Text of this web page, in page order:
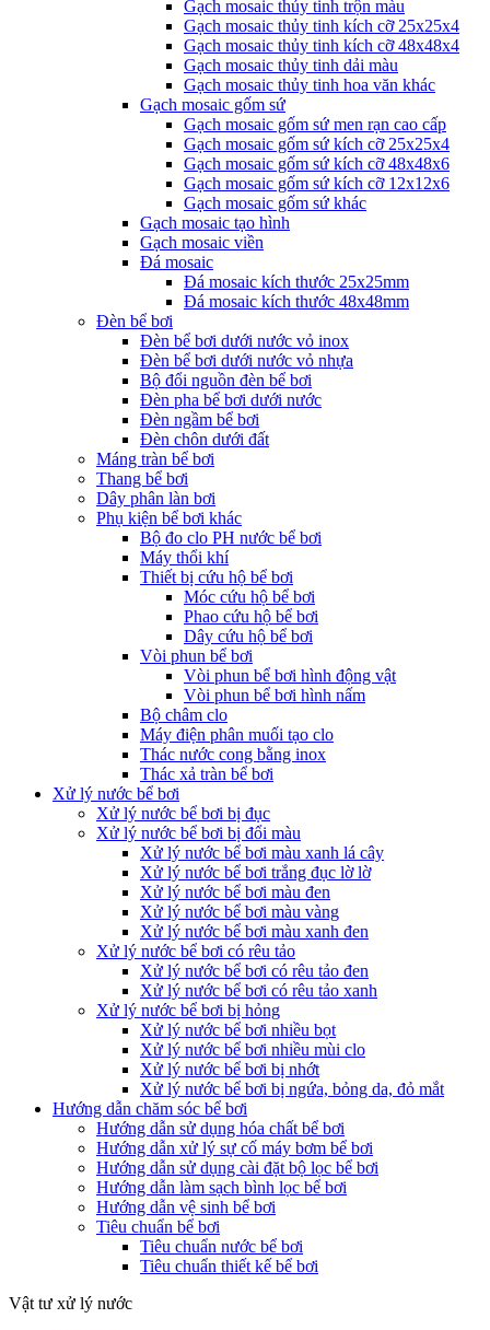
Gạch mosaic thủy tinh trộn màu
Gạch mosaic thủy tinh kích cỡ 25x25x4
Gạch mosaic thủy tinh kích cỡ 48x48x4
Gạch mosaic thủy tinh dải màu
Gạch mosaic thủy tinh hoa văn khác
Gạch mosaic gốm sứ
Gạch mosaic gốm sứ men rạn cao cấp
Gạch mosaic gốm sứ kích cỡ 25x25x4
Gạch mosaic gốm sứ kích cỡ 48x48x6
Gạch mosaic gốm sứ kích cỡ 12x12x6
Gạch mosaic gốm sứ khác
Gạch mosaic tạo hình
Gạch mosaic viền
Đá mosaic
Đá mosaic kích thước 25x25mm
Đá mosaic kích thước 48x48mm
Đèn bể bơi
Đèn bể bơi dưới nước vỏ inox
Đèn bể bơi dưới nước vỏ nhựa
Bộ đổi nguồn đèn bể bơi
Đèn pha bể bơi dưới nước
Đèn ngầm bể bơi
Đèn chôn dưới đất
Máng tràn bể bơi
Thang bể bơi
Dây phân làn bơi
Phụ kiện bể bơi khác
Bộ đo clo PH nước bể bơi
Máy thổi khí
Thiết bị cứu hộ bể bơi
Móc cứu hộ bể bơi
Phao cứu hộ bể bơi
Dây cứu hộ bể bơi
Vòi phun bể bơi
Vòi phun bể bơi hình động vật
Vòi phun bể bơi hình nấm
Bộ châm clo
Máy điện phân muối tạo clo
Thác nước cong bằng inox
Thác xả tràn bể bơi
Xử lý nước bể bơi
Xử lý nước bể bơi bị đục
Xử lý nước bể bơi bị đổi màu
Xử lý nước bể bơi màu xanh lá cây
Xử lý nước bể bơi trắng đục lờ lờ
Xử lý nước bể bơi màu đen
Xử lý nước bể bơi màu vàng
Xử lý nước bể bơi màu xanh đen
Xử lý nước bể bơi có rêu tảo
Xử lý nước bể bơi có rêu tảo đen
Xử lý nước bể bơi có rêu tảo xanh
Xử lý nước bể bơi bị hỏng
Xử lý nước bể bơi nhiều bọt
Xử lý nước bể bơi nhiều mùi clo
Xử lý nước bể bơi bị nhớt
Xử lý nước bể bơi bị ngứa, bỏng da, đỏ mắt
Hướng dẫn chăm sóc bể bơi
Hướng dẫn sử dụng hóa chất bể bơi
Hướng dẫn xử lý sự cố máy bơm bể bơi
Hướng dẫn sử dụng cài đặt bộ lọc bể bơi
Hướng dẫn làm sạch bình lọc bể bơi
Hướng dẫn vệ sinh bể bơi
Tiêu chuẩn bể bơi
Tiêu chuẩn nước bể bơi
Tiêu chuẩn thiết kế bể bơi
Vật tư xử lý nước